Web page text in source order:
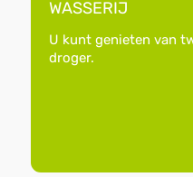
WASSERIJ
U kunt genieten van
droger.